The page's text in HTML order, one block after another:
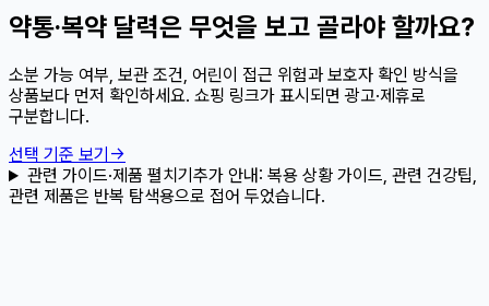
약통·복약 달력은 무엇을 보고 골라야 할까요?
소분 가능 여부, 보관 조건, 어린이 접근 위험과 보호자 확인 방식을
상품보다 먼저 확인하세요. 쇼핑 링크가 표시되면 광고·제휴로
구분합니다.
선택 기준 보기 →
관련 가이드·제품 펼치기추가 안내: 복용 상황 가이드, 관련 건강팁,
관련 제품은 반복 탐색용으로 접어 두었습니다.